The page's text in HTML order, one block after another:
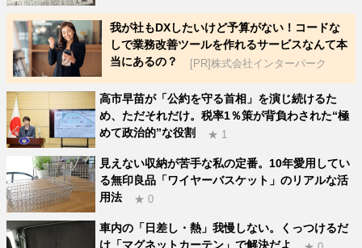
我が社もDXしたいけど予算がない！コードな
しで業務改善ツールを作れるサービスなんて本
当にあるの？
[PR]株式会社インターパーク
高市早苗が「公約を守る首相」を演じ続けるた
め、ただそれだけ。税率1％策が背負わされた“極
めて政治的”な役割
★ 1
見えない収納が苦手な私の定番。10年愛用してい
る無印良品「ワイヤーバスケット」のリアルな活
用法
★ 0
車内の「日差し・熱」我慢しない。くっつけるだ
け「マグネットカーテン」で解決だよ